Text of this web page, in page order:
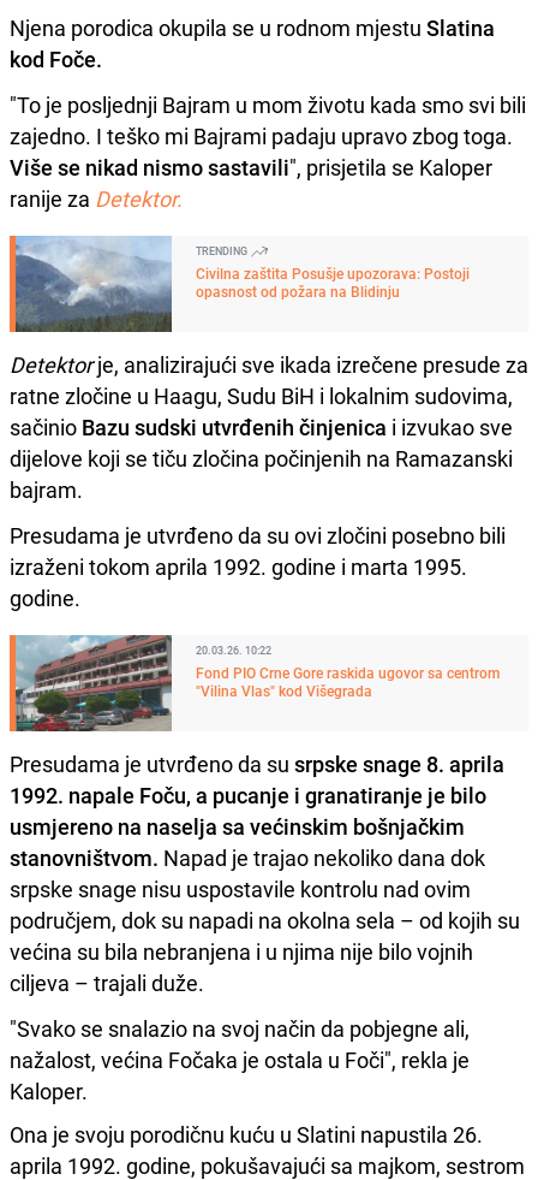
Njena porodica okupila se u rodnom mjestu Slatina
kod Foče.
"To je posljednji Bajram u mom životu kada smo svi bili
zajedno. I teško mi Bajrami padaju upravo zbog toga.
Više se nikad nismo sastavili", prisjetila se Kaloper
ranije za Detektor.
TRENDING
Civilna zaštita Posušje upozorava: Postoji
opasnost od požara na Blidinju
Detektorje, analizirajući sve ikada izrečene presude za
ratne zločine u Haagu, Sudu BiH i lokalnim sudovima,
sačinio Bazu sudski utvrđenih činjenica i izvukao sve
dijelove koji se tiču zločina počinjenih na Ramazanski
bajram.
Presudama je utvrđeno da su ovi zločini posebno bili
izraženi tokom aprila 1992. godine i marta 1995.
godine.
20.03.26. 10:22
Fond PIO Crne Gore raskida ugovor sa centrom
"Vilina Vlas" kod Višegrada
Presudama je utvrđeno da su srpske snage 8. aprila
1992. napale Foču, a pucanje i granatiranje je bilo
usmjereno na naselja sa većinskim bošnjačkim
stanovništvom. Napad je trajao nekoliko dana dok
srpske snage nisu uspostavile kontrolu nad ovim
područjem, dok su napadi na okolna sela – od kojih su
većina su bila nebranjena i u njima nije bilo vojnih
ciljeva – trajali duže.
"Svako se snalazio na svoj način da pobjegne ali,
nažalost, većina Fočaka je ostala u Foči", rekla je
Kaloper.
Ona je svoju porodičnu kuću u Slatini napustila 26.
aprila 1992. godine, pokušavajući sa majkom, sestrom